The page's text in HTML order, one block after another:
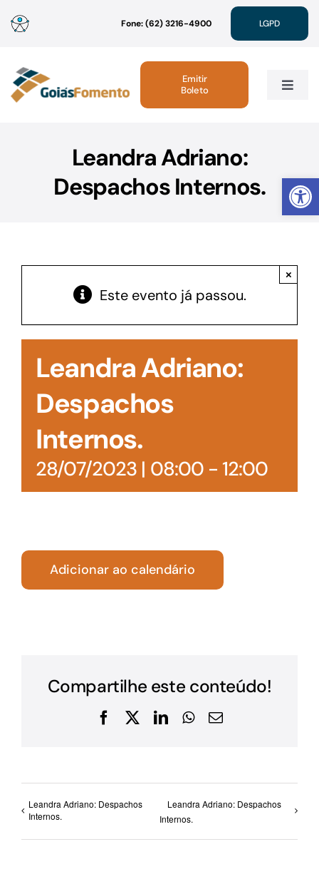
Abrir
para
conteúdo
Fone: (62) 3216-4900 LGPD
Toggle
Linhas de Crédito
Acesso à Informação
Emitir
Boleto
Leandra Adriano:
Despachos Internos.
Este evento já passou.
×
Leandra Adriano:
Despachos
Internos.
28/07/2023 | 08:00- 12:00
Adicionar ao calendário
Compartilhe este conteúdo!
Facebook
X LinkedInWhatsApp
E-
Leandra Adriano: Despachos
Internos.
Leandra Adriano: Despachos
Internos.